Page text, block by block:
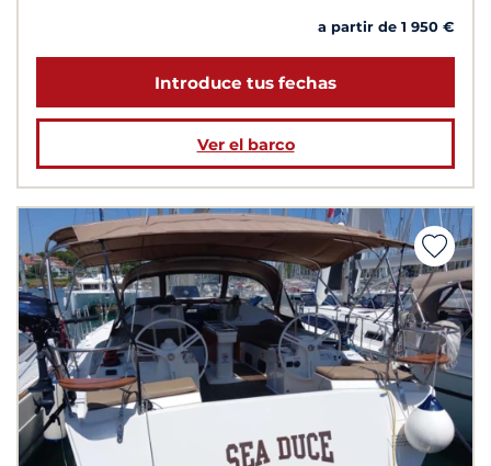
a partir de 1 950 €
Introduce tus fechas
Ver el barco